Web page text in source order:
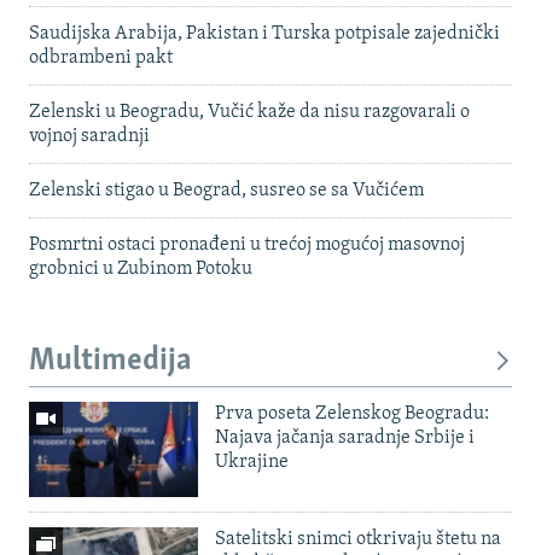
Saudijska Arabija, Pakistan i Turska potpisale zajednički
odbrambeni pakt
Zelenski u Beogradu, Vučić kaže da nisu razgovarali o
vojnoj saradnji
Zelenski stigao u Beograd, susreo se sa Vučićem
Posmrtni ostaci pronađeni u trećoj mogućoj masovnoj
grobnici u Zubinom Potoku
Multimedija
Prva poseta Zelenskog Beogradu:
Najava jačanja saradnje Srbije i
Ukrajine
Satelitski snimci otkrivaju štetu na